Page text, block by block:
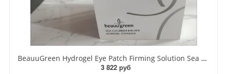
BeauuGreen Hydrogel Eye Patch Firming Solution Sea Cocumber & Black Гидрогелевые патчи для кожи вокруг глаз с экстрактом черного морского огурца 60 шт 90 гр
3 822 руб